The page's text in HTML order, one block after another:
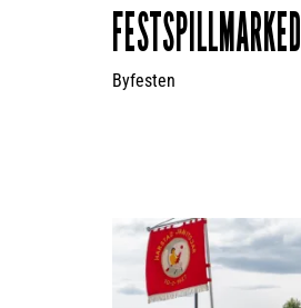
FESTSPILLMARKED
Byfesten